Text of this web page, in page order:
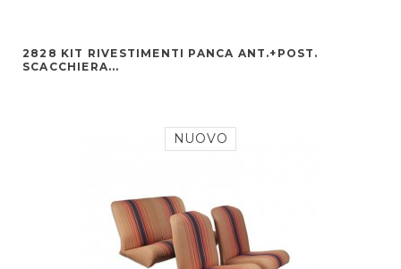
2828 KIT RIVESTIMENTI PANCA ANT.+POST.
SCACCHIERA...
NUOVO